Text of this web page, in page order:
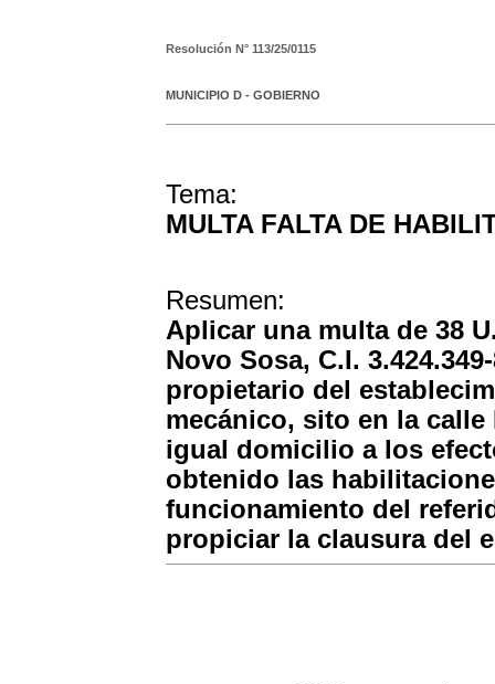
Resolución N° 113/25/0115
MUNICIPIO D - GOBIERNO
Tema:
MULTA FALTA DE
Resumen:
Aplicar una multa de 38
Novo Sosa, C.I.
propietario del
mecánico, sito en la calle
igual domicilio a los
obtenido las
funcionamiento del
propiciar la clausura del